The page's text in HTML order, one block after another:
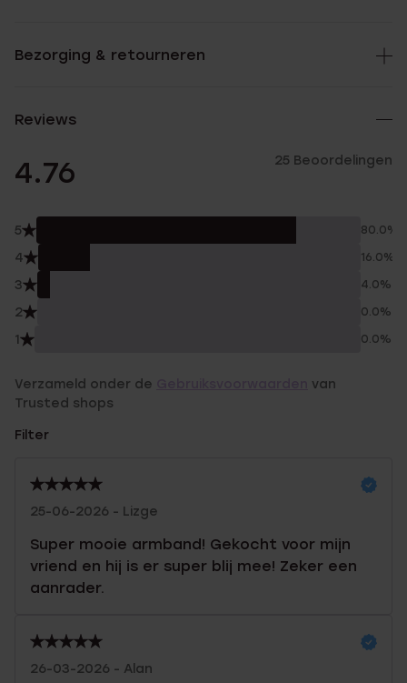
Bezorging & retourneren
Reviews
4.76 25 Beoordelingen
5 80.0%
4 16.0%
3 4.0%
2 0.0%
1 0.0%
Verzameld onder de
van
Trusted shops
Filter
25-06-2026 - Lizge
Super mooie armband! Gekocht voor mijn
vriend en hij is er super blij mee! Zeker een
aanrader.
26-03-2026 - Alan